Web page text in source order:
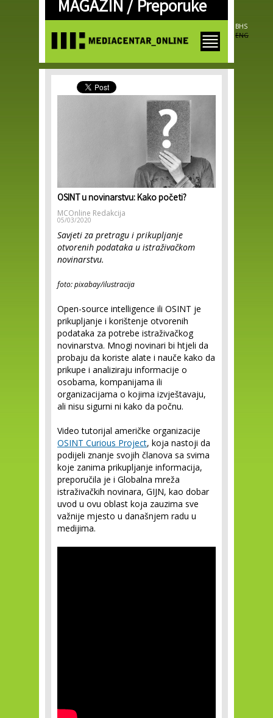
Skip to
main
MAGAZIN /Preporuke
BHS
ENG
OSINT u novinarstvu: Kako početi?
MCOnline Redakcija
05/03/2020
Savjeti za pretragu i prikupljanje
otvorenih podataka u istraživačkom
novinarstvu.
foto: pixabay/ilustracija
Open-source intelligence ili OSINT je
prikupljanje i korištenje otvorenih
podataka za potrebe istraživačkog
novinarstva. Mnogi novinari bi htjeli da
probaju da koriste alate i nauče kako da
prikupe i analiziraju informacije o
osobama, kompanijama ili
organizacijama o kojima izvještavaju,
ali nisu sigurni ni kako da počnu.
Video tutorijal američke organizacije
OSINT Curious Project, koja nastoji da
podijeli znanje svojih članova sa svima
koje zanima prikupljanje informacija,
preporučila je i Globalna mreža
istraživačkih novinara, GIJN, kao dobar
uvod u ovu oblast koja zauzima sve
važnije mjesto u današnjem radu u
medijima.